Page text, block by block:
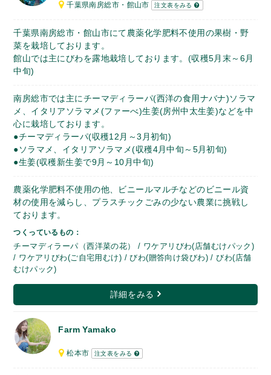
千葉県南房総市・館山市 注文表をみる
千葉県南房総市・館山市にて農薬化学肥料不使用の果樹・野
菜を栽培しております。
館山では主にびわを露地栽培しております。(収穫5月末～6月
中旬)
南房総市では主にチーマディラーパ(西洋の食用ナバナ)ソラマ
メ、イタリアソラマメ(ファーべ)生姜(房州中太生姜)などを中
心に栽培しております。
●チーマディラーパ(収穫12月～3月初旬)
●ソラマメ、イタリアソラマメ(収穫4月中旬～5月初旬)
●生姜(収穫新生姜で9月～10月中旬)
農薬化学肥料不使用の他、ビニールマルチなどのビニール資
材の使用を減らし、プラスチックごみの少ない農業に挑戦し
ております。
つくっているもの：
チーマディラーパ（西洋菜の花） / ワケアリびわ(店舗むけパック)
/ ワケアリびわ(ご自宅用むけ) / びわ(贈答向け袋びわ) / びわ(店舗
むけパック)
詳細をみる
Farm Yamako
松本市 注文表をみる